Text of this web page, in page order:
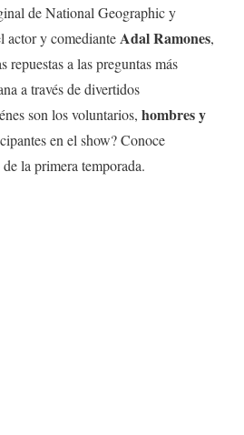
de National Geographic y
actor y comedianteAdal Ramones,
repuestas a las preguntas más
a través de divertidos
son los voluntarios, hombres y
en el show? Conoce
la primera temporada.